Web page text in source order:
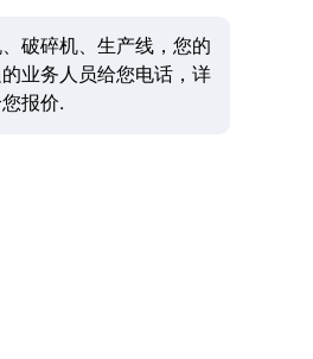
破碎机、生产线，您的
业务人员给您电话，详
报价.